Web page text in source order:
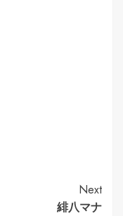
Next
緋八マナ